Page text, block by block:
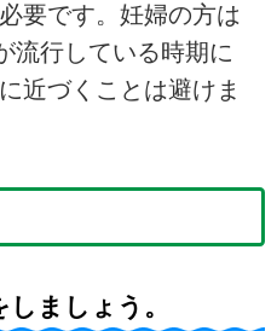
要です。妊婦の方は
流行している時期に
近づくことは避けま
ましょう。